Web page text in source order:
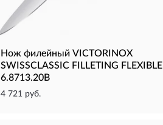
Нож филейный VICTORINOX
SWISSCLASSIC FILLETING FLEXIBLE
6.8713.20B
4 721 руб.